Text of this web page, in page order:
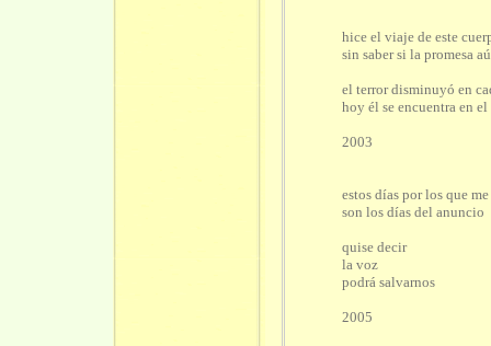
hice el viaje de este
sin saber si la promesa
el terror disminuyó en
hoy él se encuentra en
2003
estos días por los que
son los días del anuncio
quise decir
la voz
podrá salvarnos
2005